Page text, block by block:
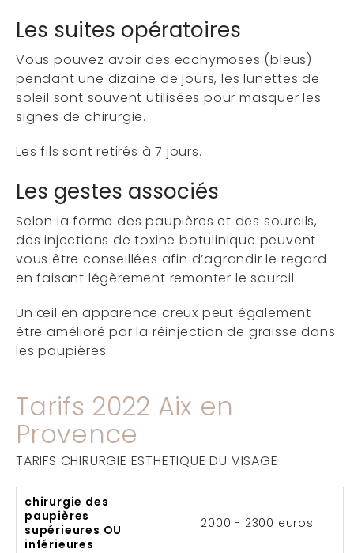
Les suites opératoires
Vous pouvez avoir des ecchymoses (bleus)
pendant une dizaine de jours, les lunettes de
soleil sont souvent utilisées pour masquer les
signes de chirurgie.
Les fils sont retirés à 7 jours.
Les gestes associés
Selon la forme des paupières et des sourcils,
des injections de toxine botulinique peuvent
vous être conseillées afin d’agrandir le regard
en faisant légèrement remonter le sourcil.
Un œil en apparence creux peut également
être amélioré par la réinjection de graisse dans
les paupières.
Tarifs 2022 Aix en
Provence
TARIFS CHIRURGIE ESTHETIQUE DU VISAGE
chirurgie des
paupières
supérieures OU
inférieures
2000 - 2300 euros